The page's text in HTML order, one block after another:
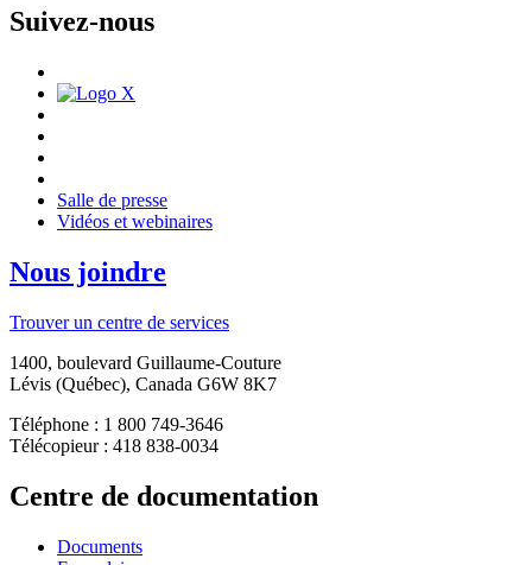
Suivez-nous
Salle de presse
Vidéos et webinaires
Nous joindre
Trouver un centre de services
1400, boulevard Guillaume-Couture
Lévis (Québec), Canada G6W 8K7
Téléphone : 1 800 749-3646
Télécopieur : 418 838-0034
Centre de documentation
Documents